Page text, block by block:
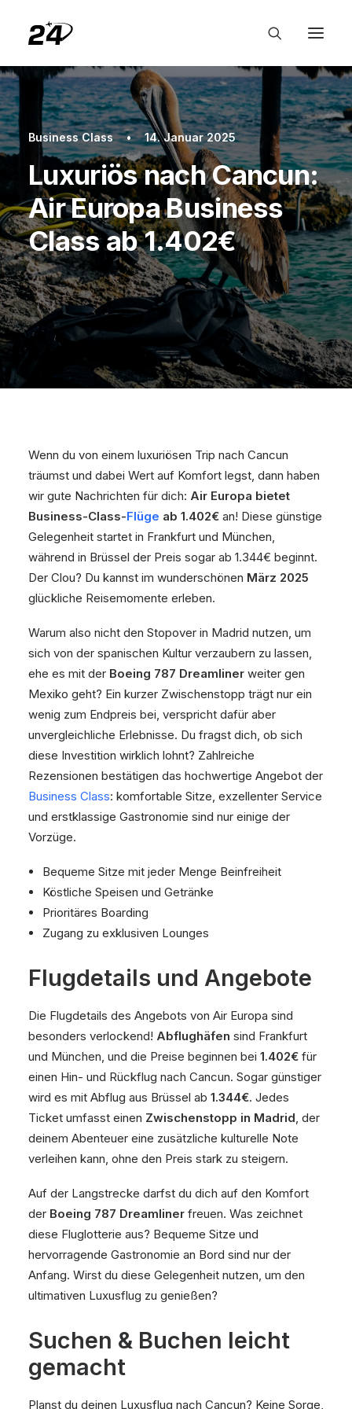
Business Class • 14. Januar 2025
Luxuriös nach Cancun:
Air Europa Business
Class ab 1.402€
Wenn du von einem luxuriösen Trip nach Cancun
träumst und dabei Wert auf Komfort legst, dann haben
wir gute Nachrichten für dich: Air Europa bietet
Business-Class-Flüge ab 1.402€ an! Diese günstige
Gelegenheit startet in Frankfurt und München,
während in Brüssel der Preis sogar ab 1.344€ beginnt.
Der Clou? Du kannst im wunderschönen März 2025
glückliche Reisemomente erleben.
Warum also nicht den Stopover in Madrid nutzen, um
sich von der spanischen Kultur verzaubern zu lassen,
ehe es mit der Boeing 787 Dreamliner weiter gen
Mexiko geht? Ein kurzer Zwischenstopp trägt nur ein
wenig zum Endpreis bei, verspricht dafür aber
unvergleichliche Erlebnisse. Du fragst dich, ob sich
diese Investition wirklich lohnt? Zahlreiche
Rezensionen bestätigen das hochwertige Angebot der
Business Class: komfortable Sitze, exzellenter Service
und erstklassige Gastronomie sind nur einige der
Vorzüge.
Bequeme Sitze mit jeder Menge Beinfreiheit
Köstliche Speisen und Getränke
Prioritäres Boarding
Zugang zu exklusiven Lounges
Flugdetails und Angebote
Die Flugdetails des Angebots von Air Europa sind
besonders verlockend! Abflughäfen sind Frankfurt
und München, und die Preise beginnen bei 1.402€ für
einen Hin- und Rückflug nach Cancun. Sogar günstiger
wird es mit Abflug aus Brüssel ab 1.344€. Jedes
Ticket umfasst einen Zwischenstopp in Madrid, der
deinem Abenteuer eine zusätzliche kulturelle Note
verleihen kann, ohne den Preis stark zu steigern.
Auf der Langstrecke darfst du dich auf den Komfort
der Boeing 787 Dreamliner freuen. Was zeichnet
diese Fluglotterie aus? Bequeme Sitze und
hervorragende Gastronomie an Bord sind nur der
Anfang. Wirst du diese Gelegenheit nutzen, um den
ultimativen Luxusflug zu genießen?
Suchen & Buchen leicht
gemacht
Planst du deinen Luxusflug nach Cancun? Keine Sorge,